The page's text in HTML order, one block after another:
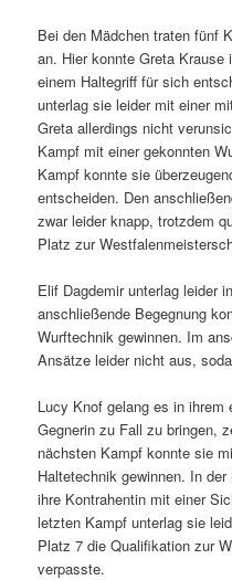
Bei den Mädchen traten fünf
an. Hier konnte Greta
einem Haltegriff für sich
unterlag sie leider mit einer
Greta allerdings nicht
Kampf mit einer gekonnten
Kampf konnte sie
entscheiden. Den
zwar leider knapp, trotzdem
Platz zur
Elif Dagdemir unterlag leider
anschließende Begegnung
Wurftechnik gewinnen. Im
Ansätze leider nicht aus,
Lucy Knof gelang es in
Gegnerin zu Fall zu bringen,
nächsten Kampf konnte sie
Haltetechnik gewinnen. In
ihre Kontrahentin mit einer
letzten Kampf unterlag sie
Platz 7 die Qualifikation zur
verpasste.